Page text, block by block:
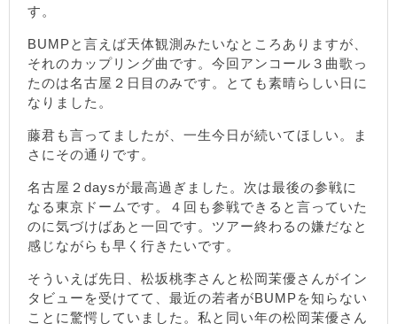
す。
BUMPと言えば天体観測みたいなところありますが、
それのカップリング曲です。今回アンコール３曲歌っ
たのは名古屋２日目のみです。とても素晴らしい日に
なりました。
藤君も言ってましたが、一生今日が続いてほしい。ま
さにその通りです。
名古屋２daysが最高過ぎました。次は最後の参戦に
なる東京ドームです。４回も参戦できると言っていた
のに気づけばあと一回です。ツアー終わるの嫌だなと
感じながらも早く行きたいです。
そういえば先日、松坂桃李さんと松岡茉優さんがイン
タビューを受けてて、最近の若者がBUMPを知らない
ことに驚愕していました。私と同い年の松岡茉優さん